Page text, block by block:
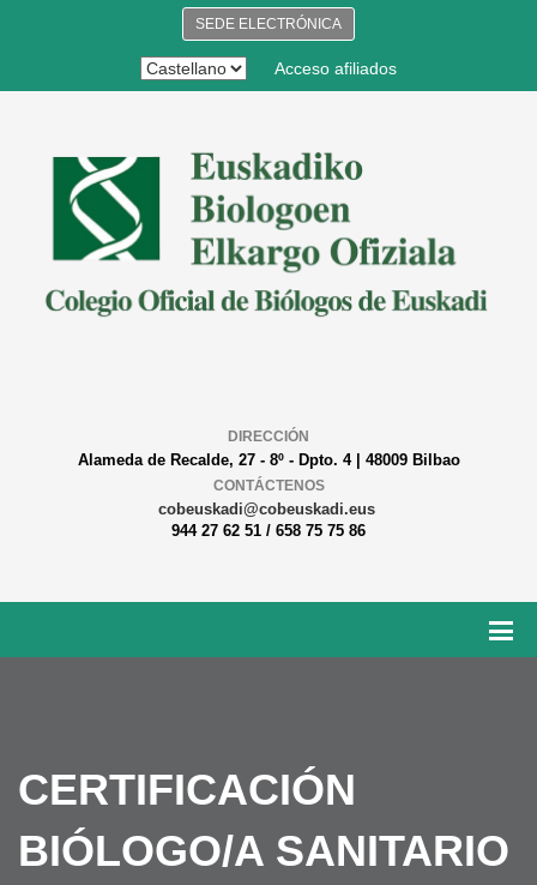
SEDE ELECTRÓNICA
Acceso afiliados
DIRECCIÓN
Alameda de Recalde, 27 - 8º - Dpto. 4 | 48009 Bilbao
CONTÁCTENOS
cobeuskadi@cobeuskadi.eus
944 27 62 51 / 658 75 75 86
CERTIFICACIÓN
BIÓLOGO/A SANITARIO